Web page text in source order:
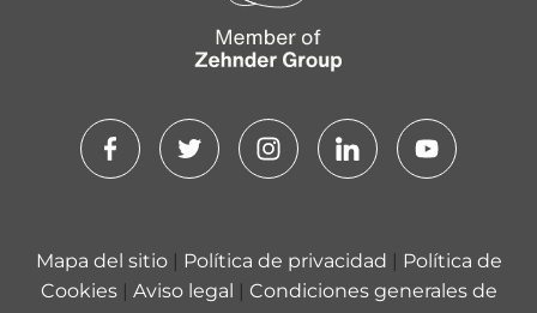
Mapa del sitio | Política de privacidad | Política de
Cookies | Aviso legal | Condiciones generales de